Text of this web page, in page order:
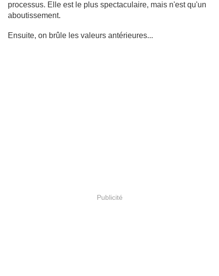
processus. Elle est le plus spectaculaire, mais n'est qu'un
aboutissement.
Ensuite, on brûle les valeurs antérieures...
Publicité